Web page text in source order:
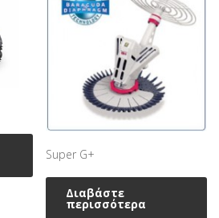
Super G+
Διαβάστε
περισσότερα